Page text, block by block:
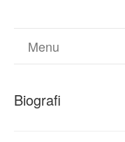
Menu
Biografi